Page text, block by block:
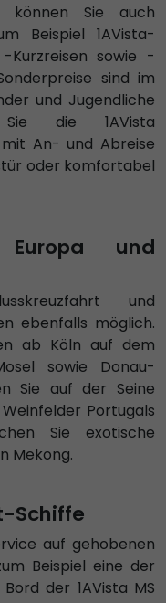
können Sie auch
Beispiel 1AVista-
Kurzreisen sowie -
sind im
und Jugendliche
die 1AVista
An- und Abreise
oder komfortabel
und
und
ebenfalls möglich.
ab Köln auf dem
sowie Donau-
Sie auf der Seine
Portugals
Sie exotische
Mekong.
Schiffe
auf gehobenen
Beispiel eine der
der 1AVista MS